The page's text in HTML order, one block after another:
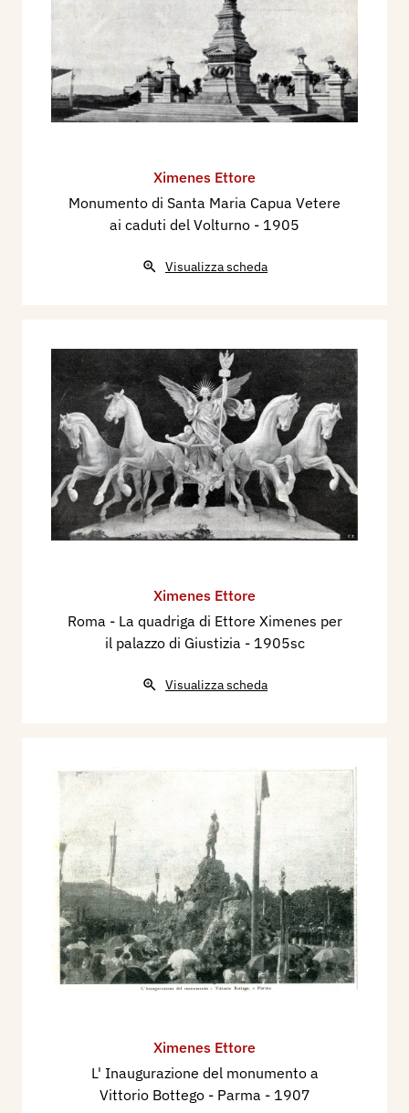
Ximenes Ettore
Monumento di Santa Maria Capua Vetere
ai caduti del Volturno - 1905
Visualizza scheda
Ximenes Ettore
Roma - La quadriga di Ettore Ximenes per
il palazzo di Giustizia - 1905sc
Visualizza scheda
Ximenes Ettore
L' Inaugurazione del monumento a
Vittorio Bottego - Parma - 1907